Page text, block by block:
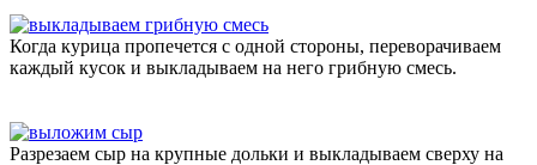
Когда курица пропечется с одной стороны, переворачиваем
каждый кусок и выкладываем на него грибную смесь.
Разрезаем сыр на крупные дольки и выкладываем сверху на